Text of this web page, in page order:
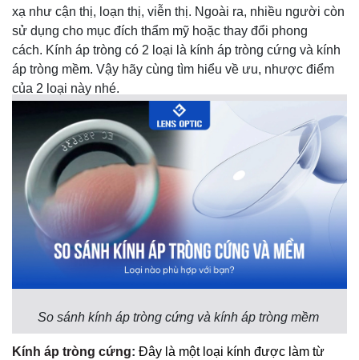
xạ như cận thị, loạn thị, viễn thị. Ngoài ra, nhiều người còn
sử dụng cho mục đích thẩm mỹ hoặc thay đổi phong
cách. Kính áp tròng có 2 loại là kính áp tròng cứng và kính
áp tròng mềm. Vậy hãy cùng tìm hiểu về ưu, nhược điểm
của 2 loại này nhé.
So sánh kính áp tròng cứng và kính áp tròng mềm
Kính áp tròng cứng: Đây là một loại kính được làm từ